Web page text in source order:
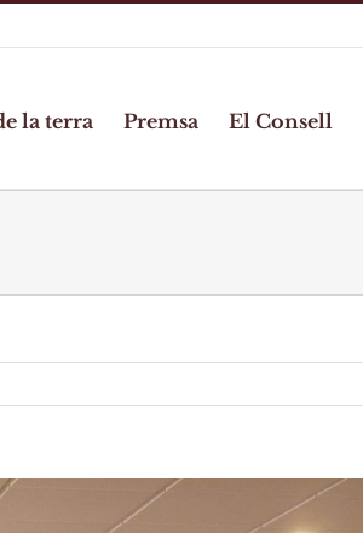
la terra Premsa El Consell